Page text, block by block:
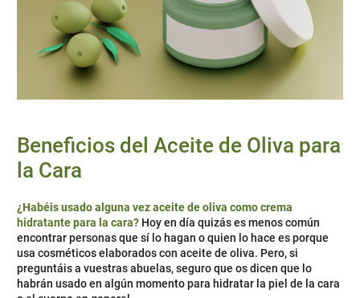
Beneficios del Aceite de Oliva para
la Cara
¿Habéis usado alguna vez aceite de oliva como crema
hidratante para la cara? Hoy en día quizás es menos común
encontrar personas que sí lo hagan o quien lo hace es porque
usa cosméticos elaborados con aceite de oliva. Pero, si
preguntáis a vuestras abuelas, seguro que os dicen que lo
habrán usado en algún momento para hidratar la piel de la cara